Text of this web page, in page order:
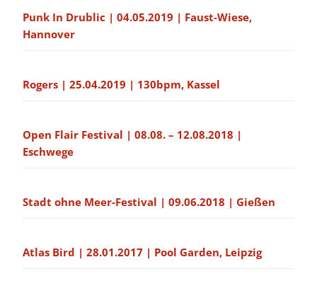
Punk In Drublic | 04.05.2019 | Faust-Wiese,
Hannover
Rogers | 25.04.2019 | 130bpm, Kassel
Open Flair Festival | 08.08. – 12.08.2018 |
Eschwege
Stadt ohne Meer-Festival | 09.06.2018 | Gießen
Atlas Bird | 28.01.2017 | Pool Garden, Leipzig